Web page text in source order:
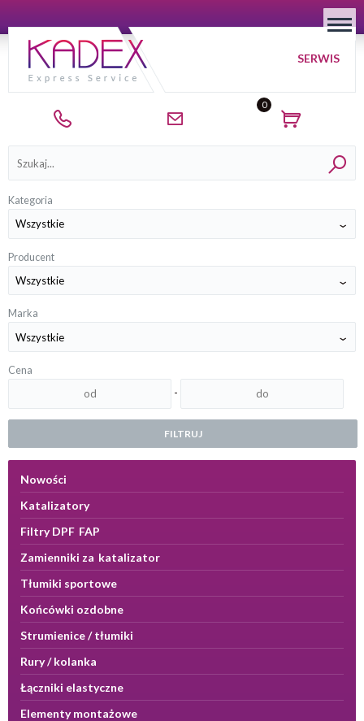
0
SERWIS
Kategoria
Producent
Marka
Cena
-
FILTRUJ
Kategorie
Nowości
Katalizatory
Filtry DPF FAP
Zamienniki za katalizator
Tłumiki sportowe
Końcówki ozdobne
Strumienice / tłumiki
Rury / kolanka
Łączniki elastyczne
Elementy montażowe